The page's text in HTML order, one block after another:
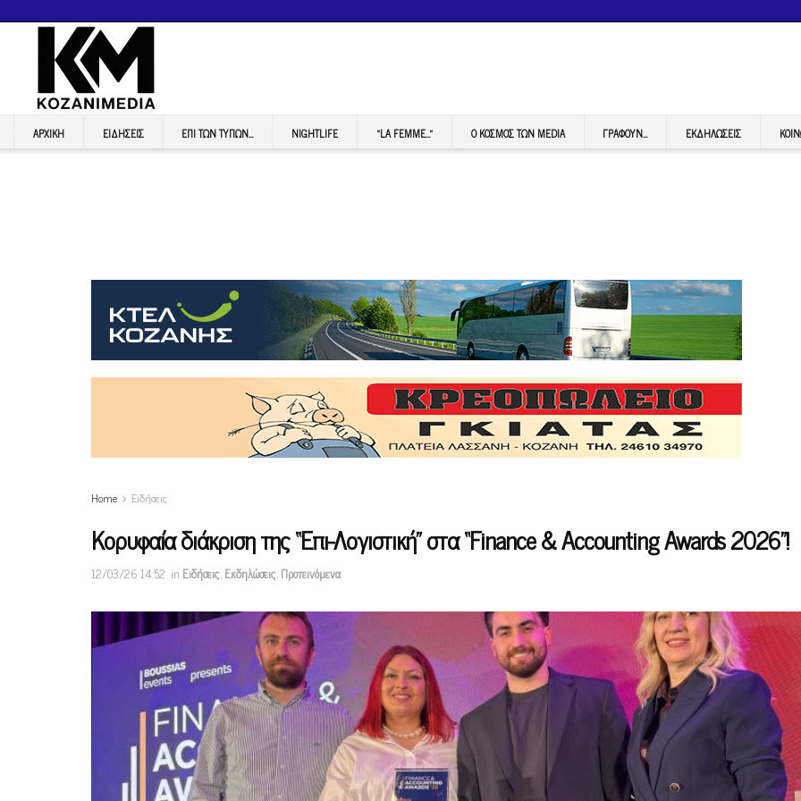
ΑΡΧΙΚΉ ΕΙΔΉΣΕΙΣ ΕΠI ΤΩΝ ΤΥΠΩΝ… NIGHTLIFE “LA FEMME…” Ο ΚΟΣΜΟΣ ΤΩΝ MEDIA ΓΡΆΦΟΥΝ… ΕΚΔΗΛΏΣΕΙΣ
Home Ειδήσεις
Κορυφαία διάκριση της “Επι-Λογιστική” στα “Finance & Accounting Awards 2026”!
12/03/26 14:52 in Ειδήσεις,Εκδηλώσεις,Προτεινόμενα